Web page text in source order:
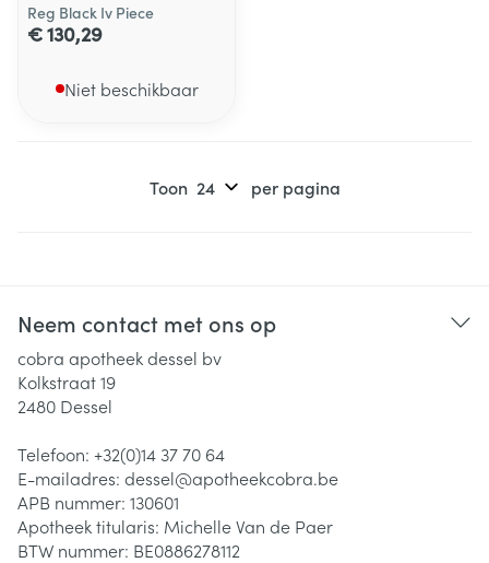
Reg Black Iv Piece
€ 130,29
Niet beschikbaar
Toon per pagina
Neem contact met ons op
cobra apotheek dessel bv
Kolkstraat 19
2480 Dessel
Telefoon: +32(0)14 37 70 64
E-mailadres: dessel@apotheekcobra.be
APB nummer: 130601
Apotheek titularis: Michelle Van de Paer
BTW nummer: BE0886278112